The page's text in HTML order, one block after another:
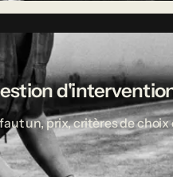
un, prix, critères de